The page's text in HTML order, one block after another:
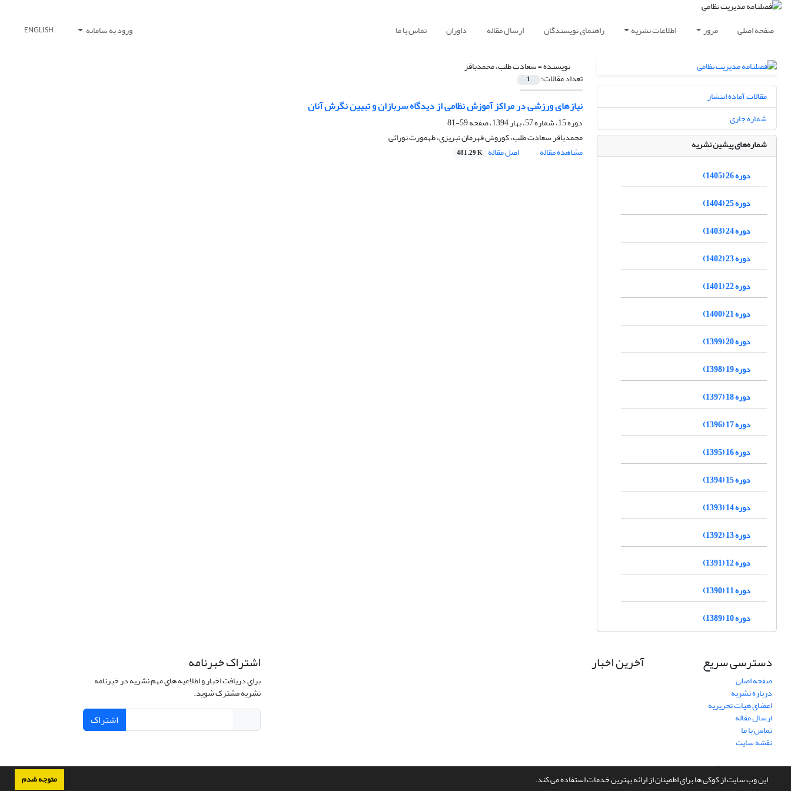
این وب سایت از کوکی ها برای اطمینان از ارائه بهترین خدمات استفاده می کند. متوجه شدم
صفحه اصلی مرور اطلاعات نشریه راهنمای نویسندگان ارسال مقاله داوران تماس با ما ورود به سامانه ENGLISH
نویسنده =سعادت طلب، محمد‌باقر
تعداد مقالات: 1
نیازهای ورزشی در مراکز آموزش نظامی از دیدگاه سربازان و تبیین نگرش آنان
دوره 15، شماره 57، بهار 1394، صفحه
59-81
محمد‌باقر سعادت طلب، کوروش قهرمان تبریزی، طهمورث نورائی
مشاهده مقاله
اصل مقاله 481.29 K
مقالات آماده انتشار
شماره جاری
شماره‌های پیشین نشریه
دوره 26 (1405)
دوره 25 (1404)
دوره 24 (1403)
دوره 23 (1402)
دوره 22 (1401)
دوره 21 (1400)
دوره 20 (1399)
دوره 19 (1398)
دوره 18 (1397)
دوره 17 (1396)
دوره 16 (1395)
دوره 15 (1394)
دوره 14 (1393)
دوره 13 (1392)
دوره 12 (1391)
دوره 11 (1390)
دوره 10 (1389)
دسترسی سریع
صفحه اصلی
درباره نشریه
اعضای هیات تحریریه
ارسال مقاله
تماس با ما
نقشه سایت
آخرین اخبار اشتراک خبرنامه
برای دریافت اخبار و اطلاعیه های مهم نشریه در خبرنامه
نشریه مشترک شوید.
اشتراک
سامانه مدیریت نشریات علمی.طراحی و پیاده سازی ازسیناوب